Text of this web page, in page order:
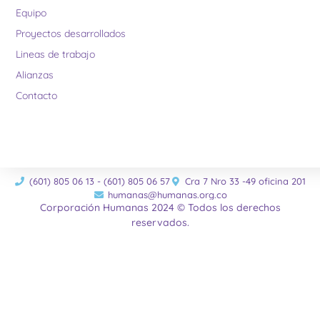
Equipo
Proyectos desarrollados
Lineas de trabajo
Alianzas
Contacto
(601) 805 06 13 - (601) 805 06 57
Cra 7 Nro 33 -49 oficina 201
humanas@humanas.org.co
Corporación Humanas 2024 © Todos los derechos
reservados.